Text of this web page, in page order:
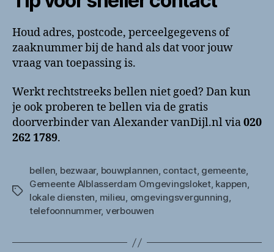
Houd adres, postcode, perceelgegevens of
zaaknummer bij de hand als dat voor jouw
vraag van toepassing is.
Werkt rechtstreeks bellen niet goed? Dan kun
je ook proberen te bellen via de gratis
doorverbinder van Alexander vanDijl.nl via020
262 1789.
Tags
bellen, bezwaar, bouwplannen, contact, gemeente,
Gemeente Alblasserdam Omgevingsloket, kappen,
lokale diensten, milieu, omgevingsvergunning,
telefoonnummer, verbouwen